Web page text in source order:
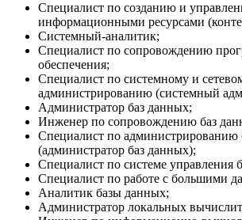
Специалист по созданию и
информационными ресурсами
Системный-аналитик;
Специалист по сопровождению
обеспечения;
Специалист по системному и
администрированию (системный
Администратор баз данных;
Инженер по сопровождению баз
Специалист по администрированию
(администратор баз данных);
Специалист по системе управления
Специалист по работе с большими
Аналитик базы данных;
Администратор локальных